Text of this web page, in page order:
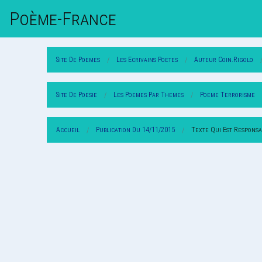
Poème-FrAnce
Site De Poemes Les Ecrivains Poetes Auteur Coin.rigolo
Site De Poesie Les Poemes Par Themes Poeme Terrorisme
Accueil Publication Du 14/11/2015 Texte Qui Est